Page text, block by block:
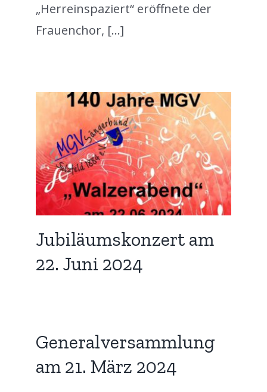
„Herreinspaziert“ eröffnete der
Frauenchor, [...]
Jubiläumskonzert am
22. Juni 2024
Generalversammlung
am 21. März 2024